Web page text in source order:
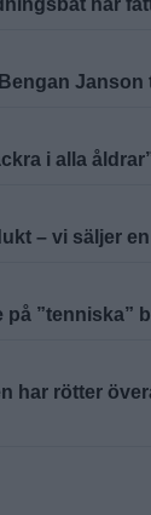
har
Janson
i alla
– vi säljer
”tenniska”
har rötter